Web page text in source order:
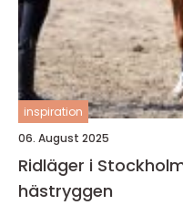
inspiration
06. August 2025
Ridläger i
hästryggen